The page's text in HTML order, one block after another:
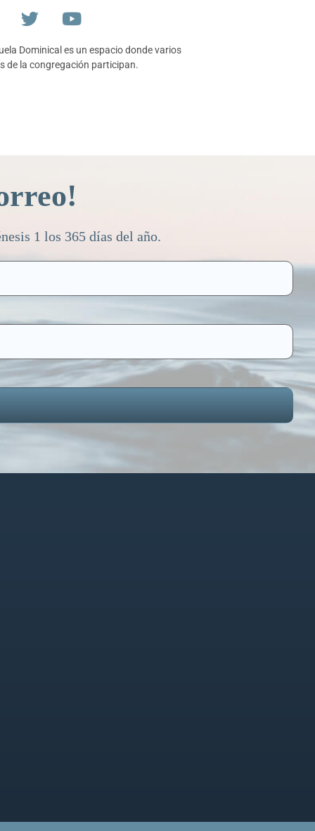
Dominical es un espacio donde varios
de la congregación participan.
1 los 365 días del año.